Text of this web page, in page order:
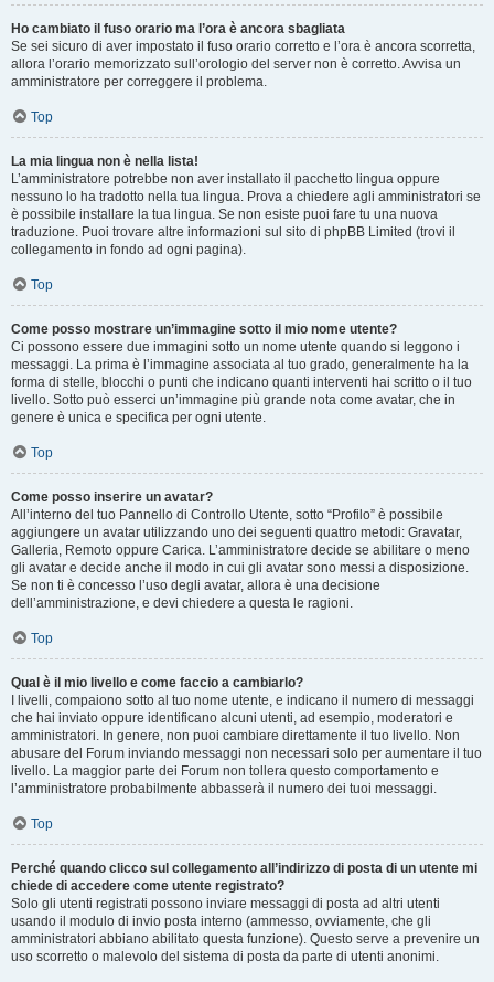
Ho cambiato il fuso orario ma l’ora è ancora sbagliata
Se sei sicuro di aver impostato il fuso orario corretto e l’ora è ancora scorretta,
allora l’orario memorizzato sull’orologio del server non è corretto. Avvisa un
amministratore per correggere il problema.
Top
La mia lingua non è nella lista!
L’amministratore potrebbe non aver installato il pacchetto lingua oppure
nessuno lo ha tradotto nella tua lingua. Prova a chiedere agli amministratori se
è possibile installare la tua lingua. Se non esiste puoi fare tu una nuova
traduzione. Puoi trovare altre informazioni sul sito di phpBB Limited (trovi il
collegamento in fondo ad ogni pagina).
Top
Come posso mostrare un’immagine sotto il mio nome utente?
Ci possono essere due immagini sotto un nome utente quando si leggono i
messaggi. La prima è l’immagine associata al tuo grado, generalmente ha la
forma di stelle, blocchi o punti che indicano quanti interventi hai scritto o il tuo
livello. Sotto può esserci un’immagine più grande nota come avatar, che in
genere è unica e specifica per ogni utente.
Top
Come posso inserire un avatar?
All’interno del tuo Pannello di Controllo Utente, sotto “Profilo” è possibile
aggiungere un avatar utilizzando uno dei seguenti quattro metodi: Gravatar,
Galleria, Remoto oppure Carica. L’amministratore decide se abilitare o meno
gli avatar e decide anche il modo in cui gli avatar sono messi a disposizione.
Se non ti è concesso l’uso degli avatar, allora è una decisione
dell’amministrazione, e devi chiedere a questa le ragioni.
Top
Qual è il mio livello e come faccio a cambiarlo?
I livelli, compaiono sotto al tuo nome utente, e indicano il numero di messaggi
che hai inviato oppure identificano alcuni utenti, ad esempio, moderatori e
amministratori. In genere, non puoi cambiare direttamente il tuo livello. Non
abusare del Forum inviando messaggi non necessari solo per aumentare il tuo
livello. La maggior parte dei Forum non tollera questo comportamento e
l’amministratore probabilmente abbasserà il numero dei tuoi messaggi.
Top
Perché quando clicco sul collegamento all’indirizzo di posta di un utente mi
chiede di accedere come utente registrato?
Solo gli utenti registrati possono inviare messaggi di posta ad altri utenti
usando il modulo di invio posta interno (ammesso, ovviamente, che gli
amministratori abbiano abilitato questa funzione). Questo serve a prevenire un
uso scorretto o malevolo del sistema di posta da parte di utenti anonimi.